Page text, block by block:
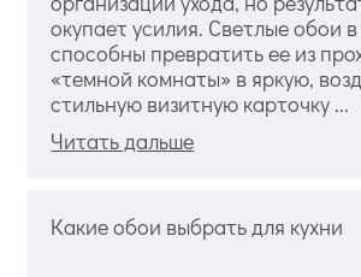
окупает усилия. Светлые обои
способны превратить ее из
«темной комнаты» в яркую,
стильную визитную карточку ...
Читать дальше
Какие обои выбрать для кухни